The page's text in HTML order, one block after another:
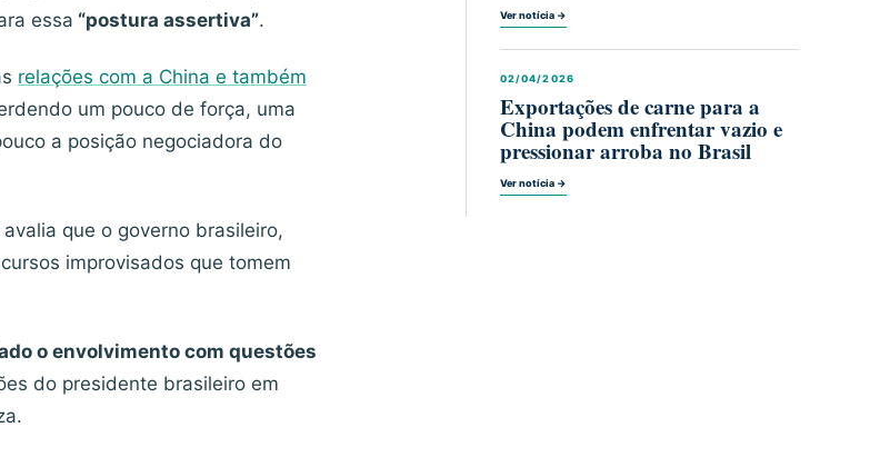
essa “postura assertiva”.
relações com a China e também
um pouco de força, uma
a posição negociadora do
avalia que o governo brasileiro,
improvisados que tomem
o envolvimento com questões
do presidente brasileiro em
Ver notícia →
02/04/2026
Exportações de carne para a
China podem enfrentar vazio e
pressionar arroba no Brasil
Ver notícia →